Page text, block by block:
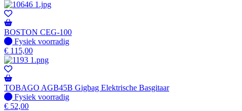
BOSTON CEG-100
Fysiek voorradig
Fysiek voorradig
€ 115,00
TOBAGO AGB45B Gigbag Elektrische Basgitaar
Fysiek voorradig
Fysiek voorradig
€ 52,00